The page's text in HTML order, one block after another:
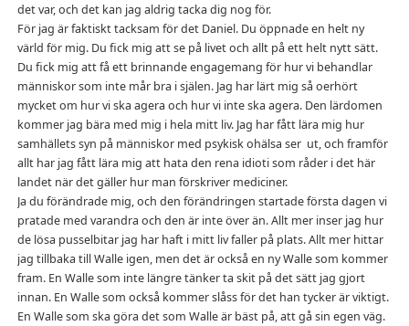
det var, och det kan jag aldrig tacka dig nog för.
För jag är faktiskt tacksam för det Daniel. Du öppnade en helt ny
värld för mig. Du fick mig att se på livet och allt på ett helt nytt sätt.
Du fick mig att få ett brinnande engagemang för hur vi behandlar
människor som inte mår bra i själen. Jag har lärt mig så oerhört
mycket om hur vi ska agera och hur vi inte ska agera. Den lärdomen
kommer jag bära med mig i hela mitt liv. Jag har fått lära mig hur
samhällets syn på människor med psykisk ohälsa ser ut, och framför
allt har jag fått lära mig att hata den rena idioti som råder i det här
landet när det gäller hur man förskriver mediciner.
Ja du förändrade mig, och den förändringen startade första dagen vi
pratade med varandra och den är inte över än. Allt mer inser jag hur
de lösa pusselbitar jag har haft i mitt liv faller på plats. Allt mer hittar
jag tillbaka till Walle igen, men det är också en ny Walle som kommer
fram. En Walle som inte längre tänker ta skit på det sätt jag gjort
innan. En Walle som också kommer slåss för det han tycker är viktigt.
En Walle som ska göra det som Walle är bäst på, att gå sin egen väg.